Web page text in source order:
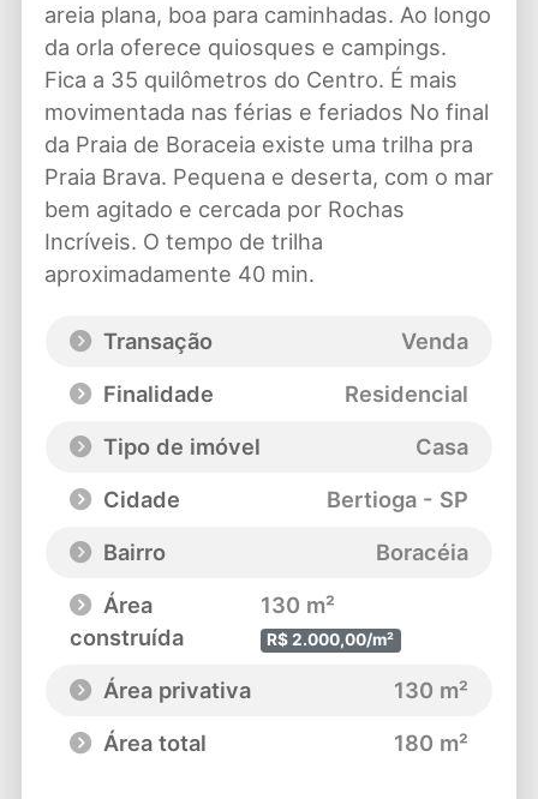
areia plana, boa para caminhadas. Ao longo
da orla oferece quiosques e campings.
Fica a 35 quilômetros do Centro. É mais
movimentada nas férias e feriados No final
da Praia de Boraceia existe uma trilha pra
Praia Brava. Pequena e deserta, com o mar
bem agitado e cercada por Rochas
Incríveis. O tempo de trilha
aproximadamente 40 min.
Transação
Venda
Finalidade
Residencial
Tipo de imóvel
Casa
Cidade
Bertioga - SP
Bairro
Boracéia
Área
construída
130 m²
R$ 2.000,00/m²
Área privativa
130 m²
Área total
180 m²